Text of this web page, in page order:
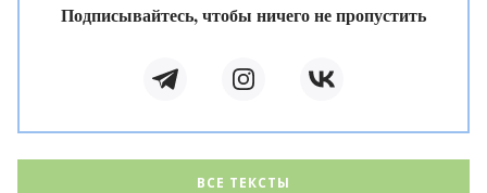
Подписывайтесь, чтобы ничего не пропустить
ВСЕ ТЕКСТЫ